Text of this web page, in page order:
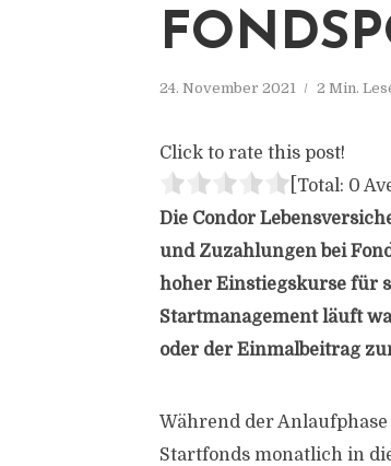
24. November 2021 2 Min.
Click to rate this post!
[Total: 0
Die Condor
und Zuzahlungen bei
hoher Einstiegskurse für
Startmanagement läuft
oder der Einmalbeitrag
Während der
Startfonds monatlich in